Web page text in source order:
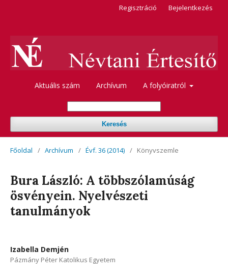
Aktuális szám Archívum A folyóiratról
Keresés
Regisztráció Bejelentkezés
Főoldal / Archívum / Évf. 36 (2014) / Könyvszemle
Bura László: A többszólamúság
ösvényein. Nyelvészeti
tanulmányok
Izabella Demjén
Pázmány Péter Katolikus Egyetem